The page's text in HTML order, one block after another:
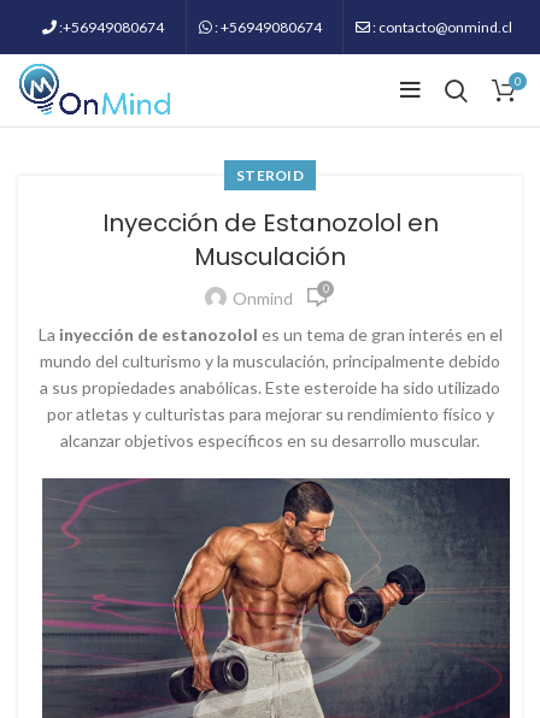
:+56949080674 : +56949080674 : contacto@onmind.cl
0
STEROID
Inyección de Estanozolol en
Musculación
Onmind 0
La inyección de estanozolol es un tema de gran interés en el
mundo del culturismo y la musculación, principalmente debido
a sus propiedades anabólicas. Este esteroide ha sido utilizado
por atletas y culturistas para mejorar su rendimiento físico y
alcanzar objetivos específicos en su desarrollo muscular.